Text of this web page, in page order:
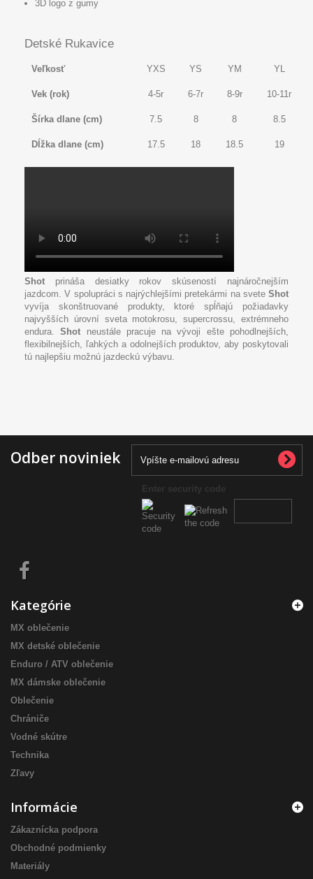
3D logo z gumy
Detské Rukavice
Veľkosť YXS YS YM YL
Vek (rok) 4-5r 6-7r 8-9r 10-11r
Šírka dlane (cm) 7.5 8 8 8.5
Dĺžka dlane (cm) 17.5 18 18.5 19
Shot prináša desiatky rokov skúseností najnáročnejším
jazdcom. V spolupráci s najrýchlejšími pretekármi na svete Shot
vyvíja skonštruované produkty, ktoré spĺňajú požiadavky
najvyšších úrovní sveta motokrosu, supercrossu, extrémneho
endura.Shot neustále pracuje na vývoji ešte pohodlnejších,
flexibilnejších, ľahkých a odolnejších produktov, aby poskytovali
tú najlepšiu možnú jazdeckú výbavu.
Odber noviniek
Enter security code
Kategórie
MX oblečenie
MX detské oblečenie
Enduro / ATV oblečenie
MX dámske oblečenie
Oblečenie
Chrániče
Vodné skútre
Technika
Zľavy
Informácie
Zákaznícka podpora
Obchodné podmienky
Materiály